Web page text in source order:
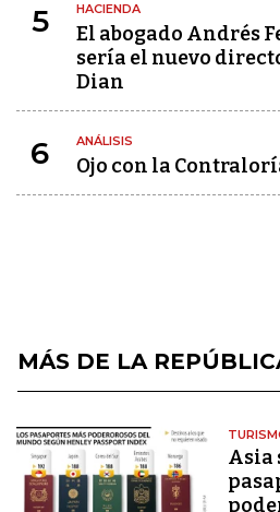
5 HACIENDA
El abogado Andrés
sería el nuevo
Dian
6 ANÁLISIS
Ojo con la
MÁS DE LA
Asia